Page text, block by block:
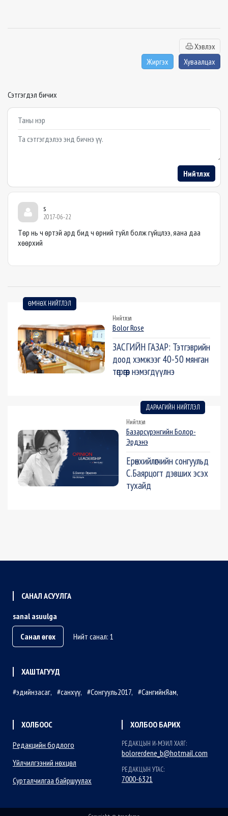
Хэвлэх
Жиргэх
Хуваалцах
Сэтгэгдэл бичих
Example textarea
Нийтлэх
s
2017-06-22
Төр нь ч өртэй ард бид ч өрний туйл болж гүйцлээ, яана даа
хөөрхий
ӨМНӨХ НИЙТЛЭЛ
Нийтлэл
Bolor Rose
ЗАСГИЙН ГАЗАР: Тэтгэврийн
доод хэмжээг 40-50 мянган
төгрөгөөр нэмэгдүүлнэ
ДАРААГИЙН НИЙТЛЭЛ
Нийтлэл
Базарсүрэнгийн Болор-
Эрдэнэ
Ерөнхийлөгчийн сонгуульд
С.Баярцогт дэвших эсэх
тухайд
САНАЛ АСУУЛГА
sanal asuulga
Санал өгөх
Нийт санал: 1
ХАШТАГУУД
эдийнзасаг
санхүү Сонгууль2017 СангийнЯам
ХОЛБООС
Редакцийн бодлого
Үйлчилгээний нөхцөл
Сурталчилгаа байршуулах
ХОЛБОО БАРИХ
РЕДАКЦЫН И-МЭИЛ ХАЯГ:
bolorerdene_b@hotmail.com
РЕДАКЦЫН УТАС:
7000-6321